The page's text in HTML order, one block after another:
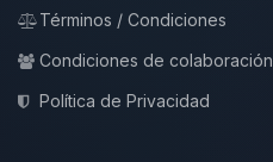
Términos / Condiciones
Condiciones de colaboración
Política de Privacidad